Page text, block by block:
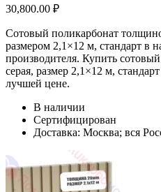
30,800.00 ₽
Сотовый поликарбонат
размером 2,1×12 м, стандарт в
производителя. Купить
серая, размер 2,1×12 м,
лучшей цене.
В наличии
Сертифицирован
Доставка: Москва; вся